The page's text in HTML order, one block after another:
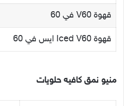
قهوة V60 في 60
قهوة Iced V60 ايس في 60
منيو نمق كافيه حلويات